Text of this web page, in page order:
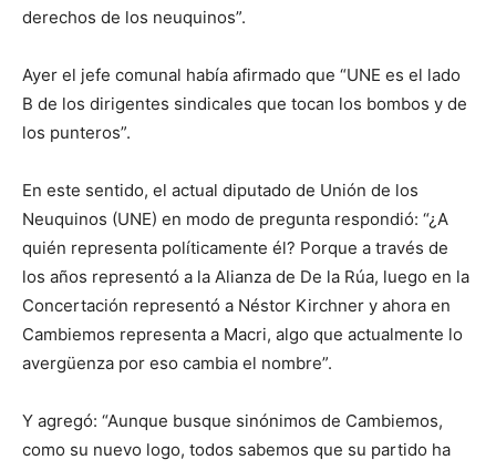
derechos de los neuquinos”.
Ayer el jefe comunal había afirmado que “UNE es el lado
B de los dirigentes sindicales que tocan los bombos y de
los punteros”.
En este sentido, el actual diputado de Unión de los
Neuquinos (UNE) en modo de pregunta respondió: “¿A
quién representa políticamente él? Porque a través de
los años representó a la Alianza de De la Rúa, luego en la
Concertación representó a Néstor Kirchner y ahora en
Cambiemos representa a Macri, algo que actualmente lo
avergüenza por eso cambia el nombre”.
Y agregó: “Aunque busque sinónimos de Cambiemos,
como su nuevo logo, todos sabemos que su partido ha